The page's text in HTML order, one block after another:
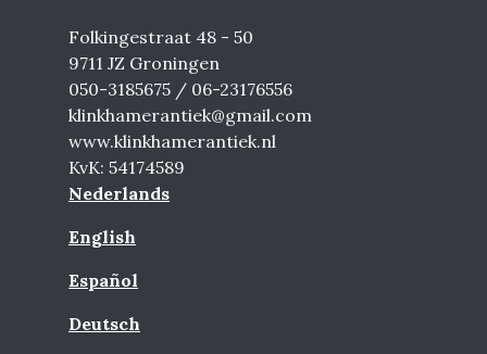
Folkingestraat 48 - 50
9711 JZ Groningen
050-3185675 / 06-23176556
klinkhamerantiek@gmail.com
www.klinkhamerantiek.nl
KvK: 54174589
Nederlands
English
Español
Deutsch